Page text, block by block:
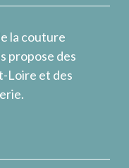
la couture
propose des
Loire et des